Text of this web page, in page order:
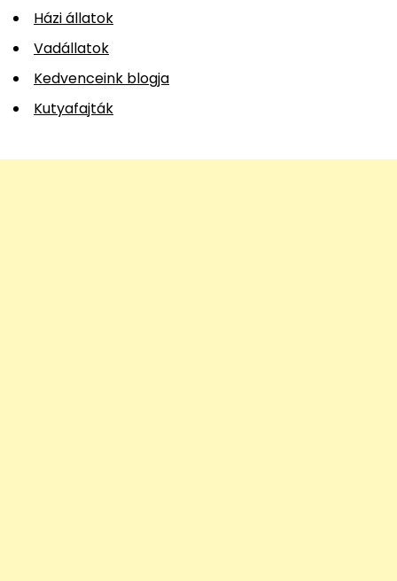
Házi állatok
Vadállatok
Kedvenceink blogja
Kutyafajták